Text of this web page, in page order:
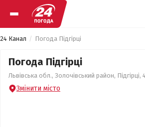
24 Канал Погода Підгірці
Погода Підгірці
Львівська обл., Золочівський район,
Змінити місто